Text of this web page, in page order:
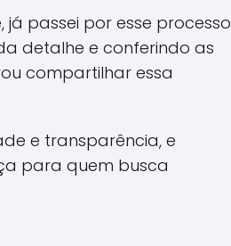
já passei por esse processo
detalhe e conferindo as
compartilhar essa
e transparência, e
para quem busca